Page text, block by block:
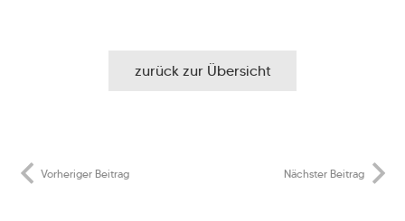
zurück zur Übersicht
Vorheriger Beitrag Nächster Beitrag